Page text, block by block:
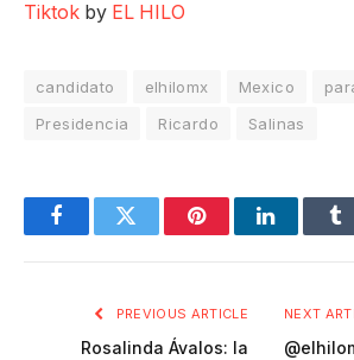
Tiktok by EL HILO
candidato elhilomx Mexico
Presidencia
Ricardo Salinas
FacebookTwitter PinterestLinkedIn
PREVIOUS ARTICLE
Rosalinda Ávalos: la
NEXT